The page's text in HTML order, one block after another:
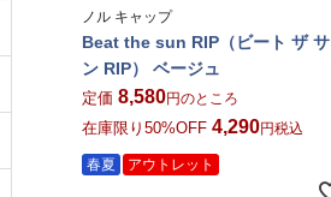
ノル キャップ
Beat the sun RIP（ビート ザ サ
ン RIP） ベージュ
定価 8,580 のところ
在庫限り50%OFF 4,290 税込
春夏 アウトレット